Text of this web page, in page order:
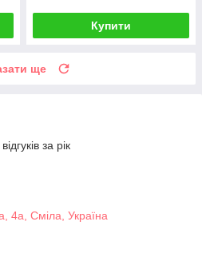
Купити
ще
за рік
4а, Сміла, Україна